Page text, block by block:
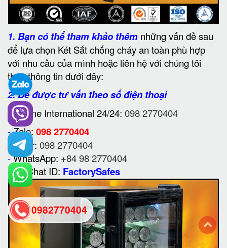
1. Bạn có thể tham khảo thêm những vấn đề sau
để lựa chọn Két Sắt chống cháy an toàn phù hợp
với nhu cầu của mình hoặc liên hệ với chúng tôi
theo thông tin dưới đây:
2. Để được tư vấn theo số điện thoại
- Hotline International 24/24: 098 2770404
-Zalo: 098 2770404
Viber: 098 2770404
-WhatsApp: +84 98 2770404
- WeChat ID: FactorySafes
0982770404